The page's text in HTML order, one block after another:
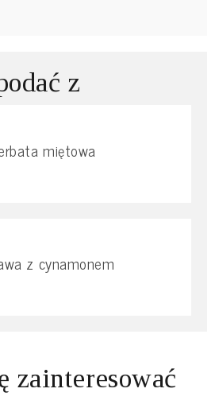
z
miętowa
z cynamonem
zainteresować